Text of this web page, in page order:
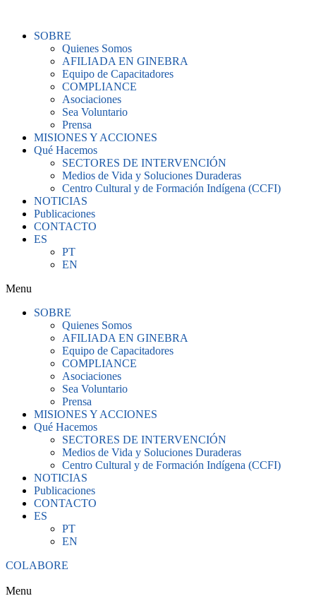
contenidoSOBRE
Quienes Somos
AFILIADA EN GINEBRA
Equipo de Capacitadores
COMPLIANCE
Asociaciones
Sea Voluntario
Prensa
MISIONES Y ACCIONES
Qué Hacemos
SECTORES DE INTERVENCIÓN
Medios de Vida y Soluciones Duraderas
Centro Cultural y de Formación Indígena (CCFI)
NOTICIAS
Publicaciones
CONTACTO
ES
PT
EN
Menu
SOBRE
Quienes Somos
AFILIADA EN GINEBRA
Equipo de Capacitadores
COMPLIANCE
Asociaciones
Sea Voluntario
Prensa
MISIONES Y ACCIONES
Qué Hacemos
SECTORES DE INTERVENCIÓN
Medios de Vida y Soluciones Duraderas
Centro Cultural y de Formación Indígena (CCFI)
NOTICIAS
Publicaciones
CONTACTO
ES
PT
EN
COLABORE
Menu